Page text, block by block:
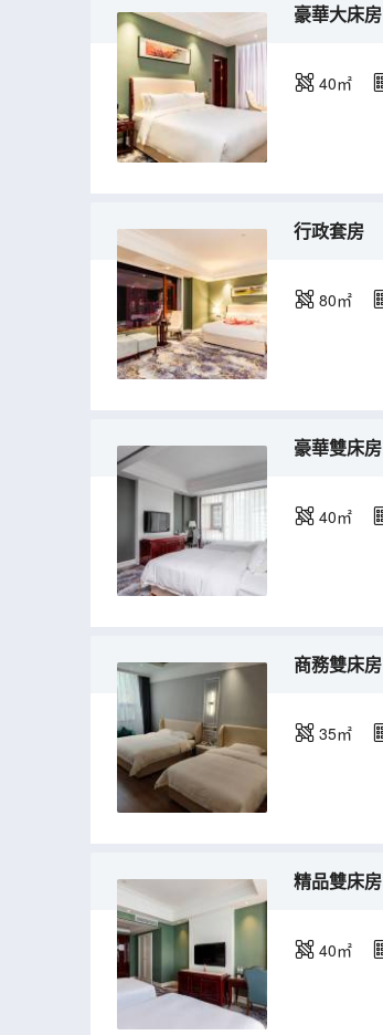
豪華大床房
40㎡
行政套房
80㎡
豪華雙床房
40㎡
商務雙床房
35㎡
精品雙床房
40㎡